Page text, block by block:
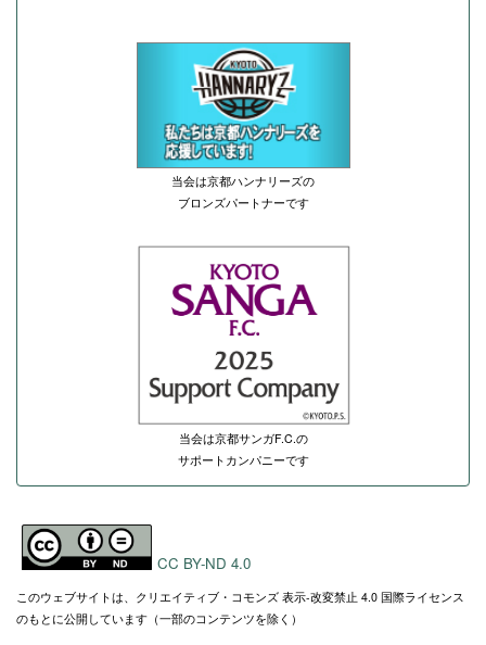
当会は京都ハンナリーズの
ブロンズパートナーです
当会は京都サンガF.C.の
サポートカンパニーです
CC BY-ND 4.0
このウェブサイトは、クリエイティブ・コモンズ 表示-改変禁止 4.0 国際ライセンス
のもとに公開しています（一部のコンテンツを除く）